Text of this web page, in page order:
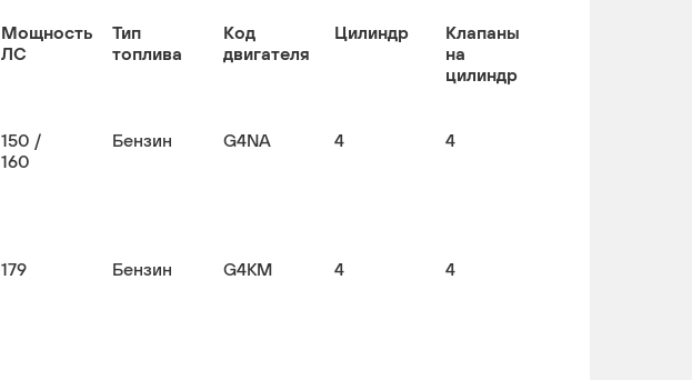
Мощность
ЛС
Тип
топлива
Код
двигателя
Цилиндр
Клапаны
на
цилиндр
150 /
160
Бензин G4NA 4 4
179 Бензин G4KM 4 4